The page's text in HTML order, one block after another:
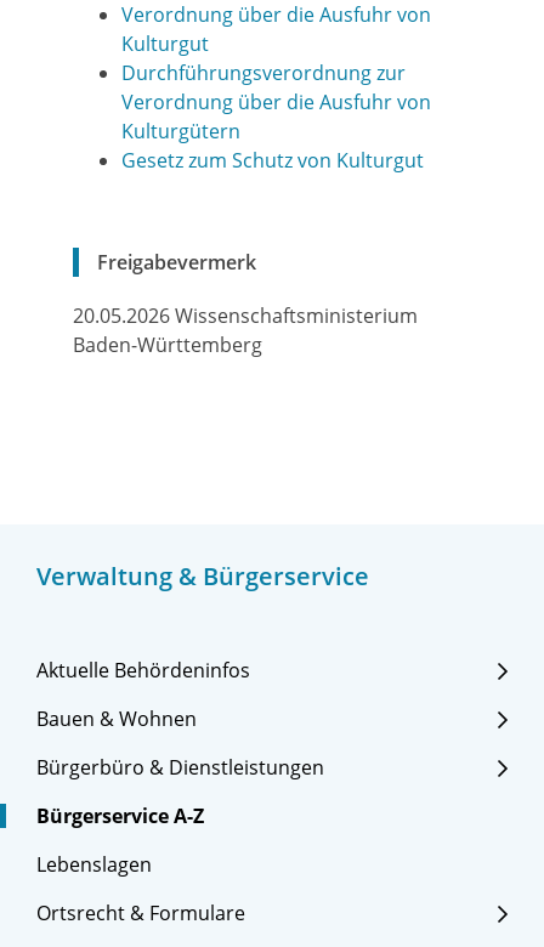
Verwaltung & Bürgerservice
Aktuelle Behördeninfos
Bauen & Wohnen
Bürgerbüro & Dienstleistungen
Bürgerservice A-Z
Lebenslagen
Ortsrecht & Formulare
Verordnung über die Ausfuhr von
Kulturgut
Durchführungsverordnungzur
Verordnung über die Ausfuhr von
Kulturgütern
Gesetz zum Schutz von Kulturgut
Freigabevermerk
20.05.2026 Wissenschaftsministerium
Baden-Württemberg